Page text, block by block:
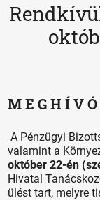
M E G H Í V Ó
A Pénzügyi
valamint a
október 22-én
Hivatal
ülést tart, melyre